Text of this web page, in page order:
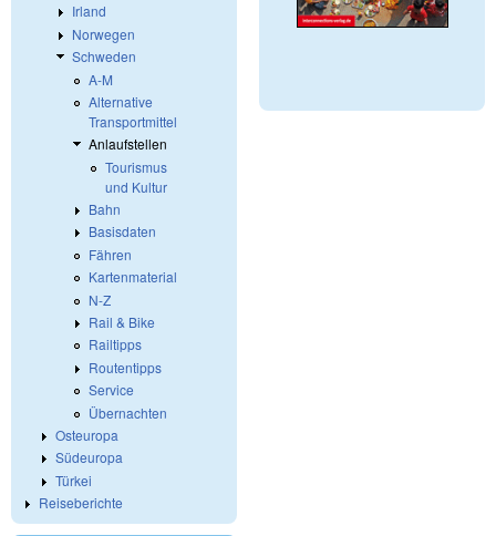
Irland
Norwegen
Schweden
A-M
Alternative
Transportmittel
Anlaufstellen
Tourismus
und Kultur
Bahn
Basisdaten
Fähren
Kartenmaterial
N-Z
Rail & Bike
Railtipps
Routentipps
Service
Übernachten
Osteuropa
Südeuropa
Türkei
Reiseberichte